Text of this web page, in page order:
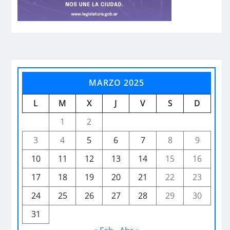
MARZO 2025
L
M X J V S
D
1
2
3
4 5 6 7 8
9
10
11 12 13 14 15
16
17
18 19 20 21 22
23
24
25 26 27 28 29
30
31